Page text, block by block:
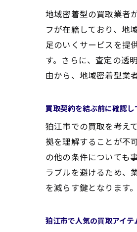
地域密着型の買取業者
フが在籍しており、地
足のいくサービスを提
す。さらに、査定の透
由から、地域密着型業
買取契約を結ぶ前に確認し
狛江市での買取を考え
拠を理解することが不
の他の条件についても
ラブルを避けるため、
を減らす鍵となります。
狛江市で人気の買取アイテ